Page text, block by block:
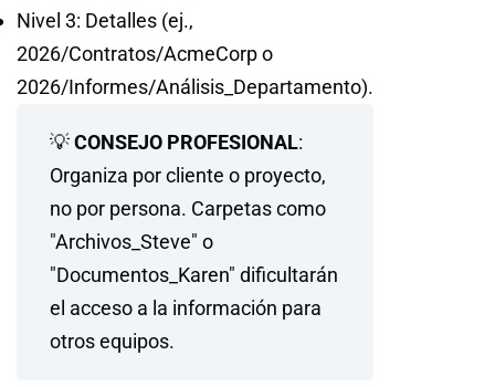
Nivel 3: Detalles (ej.,
2026/Contratos/AcmeCorp o
2026/Informes/Análisis_Departamento).
💡CONSEJO PROFESIONAL:
Organiza por cliente o proyecto,
no por persona. Carpetas como
"Archivos_Steve" o
"Documentos_Karen" dificultarán
el acceso a la información para
otros equipos.